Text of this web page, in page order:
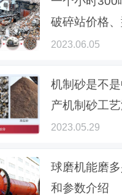
破碎站价格
2023.06.05
机制砂是不
产机制砂工
2023.05.29
球磨机能磨
和参数介绍